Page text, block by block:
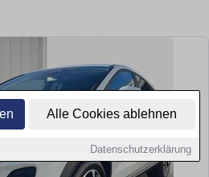
Alle Cookies ablehnen
Datenschutzerklärung